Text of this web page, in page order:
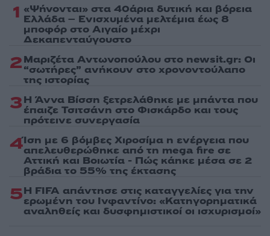
1 «Ψήνονται» στα 40άρια δυτική και βόρεια
Ελλάδα – Ενισχυμένα μελτέμια έως 8
μποφόρ στο Αιγαίο μέχρι
Δεκαπενταύγουστο
2Μαριζέτα Αντωνοπούλου στο newsit.gr: Οι
“σωτήρες” ανήκουν στο χρονοντούλαπο
της ιστορίας
3Η Άννα Βίσση ξετρελάθηκε με μπάντα που
έπαιζε Τσιτσάνη στο Φισκάρδο και τους
πρότεινε συνεργασία
4Ίση με 6 βόμβες Χιροσίμα η ενέργεια που
απελευθερώθηκε από τη mega fire σε
Αττική και Βοιωτία - Πώς κάηκε μέσα σε 2
βράδια το 55% της έκτασης
5Η FIFA απάντησε στις καταγγελίες για την
ερωμένη του Ινφαντίνο: «Κατηγορηματικά
αναληθείς και δυσφημιστικοί οι ισχυρισμοί»